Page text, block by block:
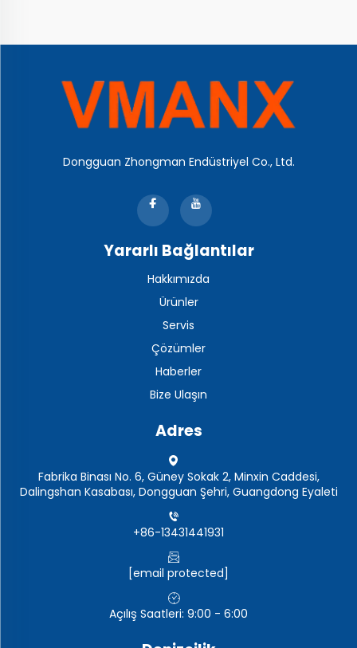
Dongguan Zhongman Endüstriyel Co., Ltd.
Yararlı Bağlantılar
Hakkımızda
Ürünler
Servis
Çözümler
Haberler
Bize Ulaşın
Adres
Fabrika Binası No. 6, Güney Sokak 2, Minxin Caddesi,
Dalingshan Kasabası, Dongguan Şehri, Guangdong Eyaleti
+86-13431441931
[email protected]
Açılış Saatleri: 9:00 - 6:00